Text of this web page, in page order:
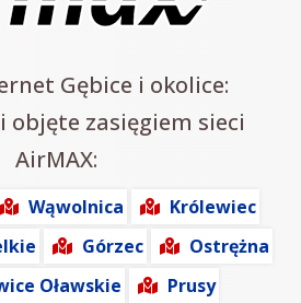
Gębice i okolice:
objęte zasięgiem sieci
AirMAX:
Wąwolnica
Królewiec
Górzec
Ostrężna
Oławskie
Prusy